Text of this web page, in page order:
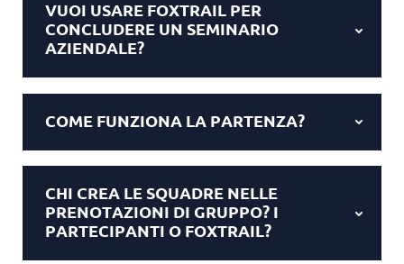
VUOI USARE FOXTRAIL PER
CONCLUDERE UN SEMINARIO
AZIENDALE?
COME FUNZIONA LA PARTENZA?
CHI CREA LE SQUADRE NELLE
PRENOTAZIONI DI GRUPPO? I
PARTECIPANTI O FOXTRAIL?